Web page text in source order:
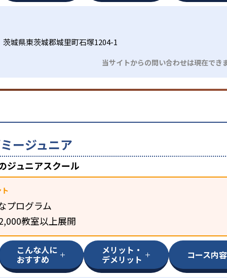
茨城県東茨城郡城里町石塚1204-1
当サイトからの問い合わせは現在でき
ージュニア
ジュニアスクール
プログラム
教室以上展開
こんな人に
おすすめ
メリット・
デメリット コース内容